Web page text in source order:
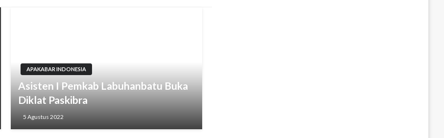
APAKABAR INDONESIA
Asisten I Pemkab Labuhanbatu Buka
Diklat Paskibra
5 Agustus 2022